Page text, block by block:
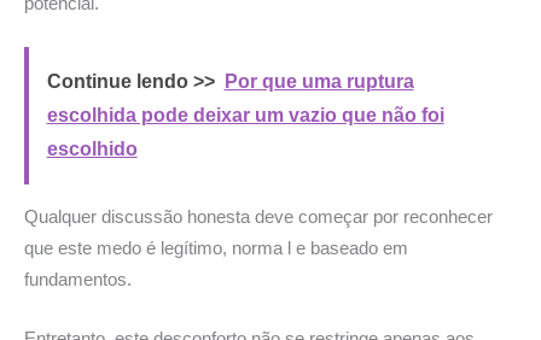
Continue lendo >>
Por que uma ruptura
escolhida pode deixar um vazio que não foi
escolhido
Qualquer discussão honesta deve começar por reconhecer
que este medo é legítimo, norma l e baseado em
fundamentos.